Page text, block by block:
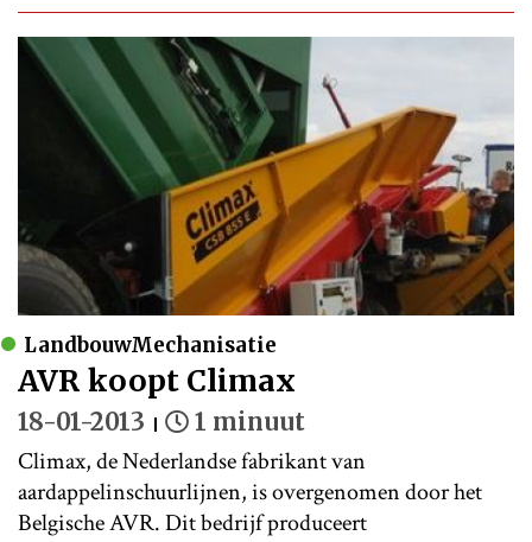
LandbouwMechanisatie
AVR koopt Climax
18-01-2013 1 minuut
Climax, de Nederlandse fabrikant van
aardappelinschuurlijnen, is overgenomen door het
Belgische AVR. Dit bedrijf produceert